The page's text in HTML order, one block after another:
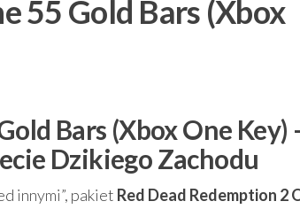
55 Gold Bars (Xbox
Bars (Xbox One Key)
Dzikiego Zachodu
innymi”, pakiet Red Dead Redemption 2